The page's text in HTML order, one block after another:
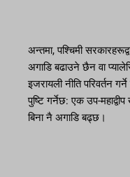
अन्तमा, पश्चिमी
अगाडि बढाउने छैन वा
इजरायली नीति परिवर्तन
पुष्टि गर्नेछ: एक उप-
बिना नै अगाडि बढ्छ।